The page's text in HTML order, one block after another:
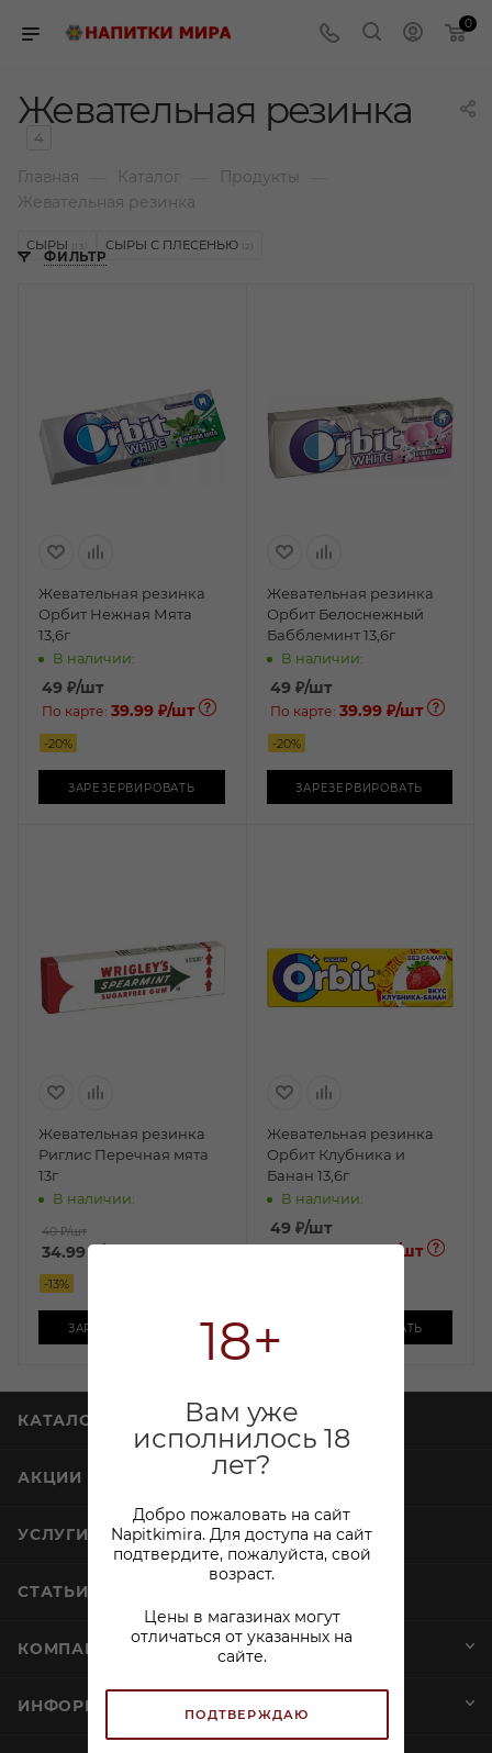
18+
Вам уже
исполнилось 18
лет?
Добро пожаловать на сайт
Napitkimira. Для доступа на сайт
подтвердите, пожалуйста, свой
возраст.
Цены в магазинах могут
отличаться от указанных на
сайте.
ПОДТВЕРЖДАЮ
0
Жевательная резинка
4
Главная Каталог Продукты
Жевательная резинка
СЫРЫ (13) СЫРЫ С ПЛЕСЕНЬЮ (2)
ФИЛЬТР
Жевательная резинка
Орбит Нежная Мята
13,6г
В наличии:
49 ₽/шт
По карте: 39.99 ₽/шт
-20%
ЗАРЕЗЕРВИРОВАТЬ
Жевательная резинка
Орбит Белоснежный
Бабблеминт 13,6г
В наличии:
49₽/шт
По карте: 39.99 ₽/шт
-20%
ЗАРЕЗЕРВИРОВАТЬ
Жевательная резинка
Риглис Перечная мята
13г
В наличии:
40 ₽/шт
34.99₽
-13%
ЗАРЕЗЕРВИРОВАТЬ
Жевательная резинка
Орбит Клубника и
Банан 13,6г
В наличии:
49₽/шт
39.99 ₽/шт
ЗАРЕЗЕРВИРОВАТЬ
КАТАЛОГ
АКЦИИ
УСЛУГИ
СТАТЬИ
КОМПАНИЯ
ИНФОРМАЦИЯ